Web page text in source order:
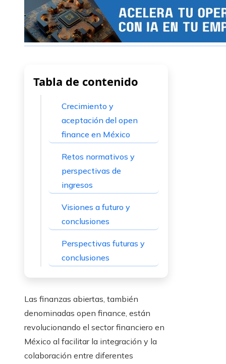
Tabla de contenido
Crecimiento y
aceptación del open
finance en México
Retos normativos y
perspectivas de
ingresos
Visiones a futuro y
conclusiones
Perspectivas futuras y
conclusiones
Las finanzas abiertas, también
denominadas open finance, están
revolucionando el sector financiero en
México al facilitar la integración y la
colaboración entre diferentes